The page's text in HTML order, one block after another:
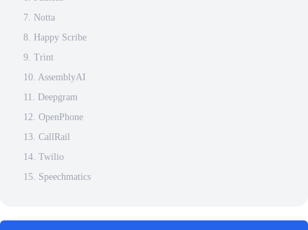
7. Notta
8. Happy Scribe
9. Trint
10. AssemblyAI
11. Deepgram
12. OpenPhone
13. CallRail
14. Twilio
15. Speechmatics